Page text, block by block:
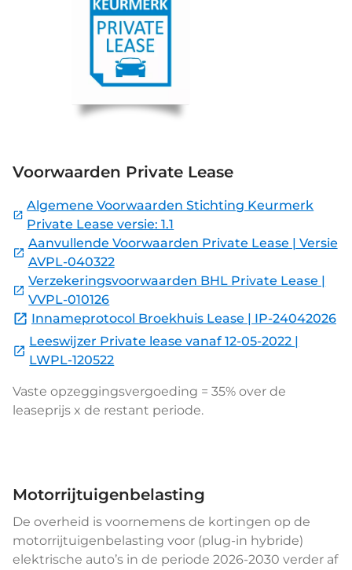
Voorwaarden Private Lease
Algemene Voorwaarden Stichting Keurmerk
Private Lease versie: 1.1
Aanvullende Voorwaarden Private Lease | Versie
AVPL-040322
Verzekeringsvoorwaarden BHL Private Lease |
VVPL-010126
Innameprotocol Broekhuis Lease | IP-24042026
Leeswijzer Private lease vanaf 12-05-2022 |
LWPL-120522
Vaste opzeggingsvergoeding = 35% over de
leaseprijs x de restant periode.
Motorrijtuigenbelasting
De overheid is voornemens de kortingen op de
motorrijtuigenbelasting voor (plug-in hybride)
elektrische auto’s in de periode 2026-2030 verder af